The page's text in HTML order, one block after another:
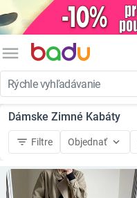
menu
Dámske Zimné Kabáty
filter_list Filtre Objednať keyboard_arrow_down